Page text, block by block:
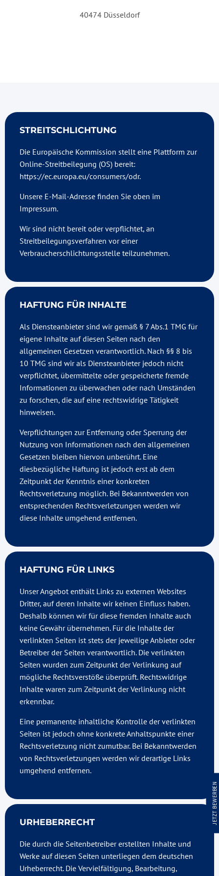
40474 Düsseldorf
STREITSCHLICHTUNG
Die Europäische Kommission stellt eine Plattform zur
Online-Streitbeilegung (OS) bereit:
https://ec.europa.eu/consumers/odr.
Unsere E-Mail-Adresse finden Sie oben im
Impressum.
Wir sind nicht bereit oder verpflichtet, an
Streitbeilegungsverfahren vor einer
Verbraucherschlichtungsstelle teilzunehmen.
HAFTUNG FÜR INHALTE
Als Diensteanbieter sind wir gemäß § 7 Abs.1 TMG für
eigene Inhalte auf diesen Seiten nach den
allgemeinen Gesetzen verantwortlich. Nach §§ 8 bis
10 TMG sind wir als Diensteanbieter jedoch nicht
verpflichtet, übermittelte oder gespeicherte fremde
Informationen zu überwachen oder nach Umständen
zu forschen, die auf eine rechtswidrige Tätigkeit
hinweisen.
Verpflichtungen zur Entfernung oder Sperrung der
Nutzung von Informationen nach den allgemeinen
Gesetzen bleiben hiervon unberührt. Eine
diesbezügliche Haftung ist jedoch erst ab dem
Zeitpunkt der Kenntnis einer konkreten
Rechtsverletzung möglich. Bei Bekanntwerden von
entsprechenden Rechtsverletzungen werden wir
diese Inhalte umgehend entfernen.
HAFTUNG FÜR LINKS
Unser Angebot enthält Links zu externen Websites
Dritter, auf deren Inhalte wir keinen Einfluss haben.
Deshalb können wir für diese fremden Inhalte auch
keine Gewähr übernehmen. Für die Inhalte der
verlinkten Seiten ist stets der jeweilige Anbieter oder
Betreiber der Seiten verantwortlich. Die verlinkten
Seiten wurden zum Zeitpunkt der Verlinkung auf
mögliche Rechtsverstöße überprüft. Rechtswidrige
Inhalte waren zum Zeitpunkt der Verlinkung nicht
erkennbar.
Eine permanente inhaltliche Kontrolle der verlinkten
Seiten ist jedoch ohne konkrete Anhaltspunkte einer
Rechtsverletzung nicht zumutbar. Bei Bekanntwerden
von Rechtsverletzungen werden wir derartige Links
umgehend entfernen.
URHEBERRECHT
Die durch die Seitenbetreiber erstellten Inhalte und
Werke auf diesen Seiten unterliegen dem deutschen
Urheberrecht. Die Vervielfältigung, Bearbeitung,
JETZT BEWERBEN